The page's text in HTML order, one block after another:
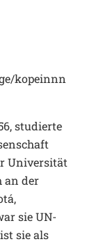
studierte
Universität
an der
sie UN-
sie als